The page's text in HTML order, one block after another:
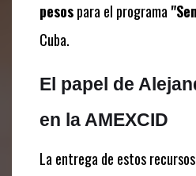
pesospara el programa
Cuba.
El papel de
en la AMEXCID
La entrega de estos